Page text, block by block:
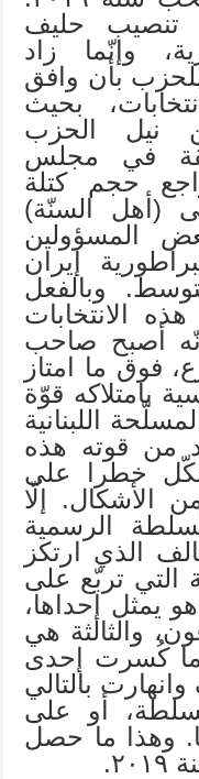
تنصيب حليف
وإنّما زاد
بأن وافق
بحيث
نيل الحزب
في مجلس
سنة ٢٠١٨ وتراجع حجم كتلة
(أهل السنّة)
المسؤولين
إيران
وبالفعل
الانتخابات
أصبح صاحب
فوق ما امتاز
بامتلاكه قوّة
اللبنانية
من قوته هذه
خطرا على
الأشكال. إلّا
الرسمية
الذي ارتكز
التي تربّع على
يمثل إحداها،
والثالثة هي
ما كُسرت إحدى
بالتالي
أو على
وهذا ما حصل